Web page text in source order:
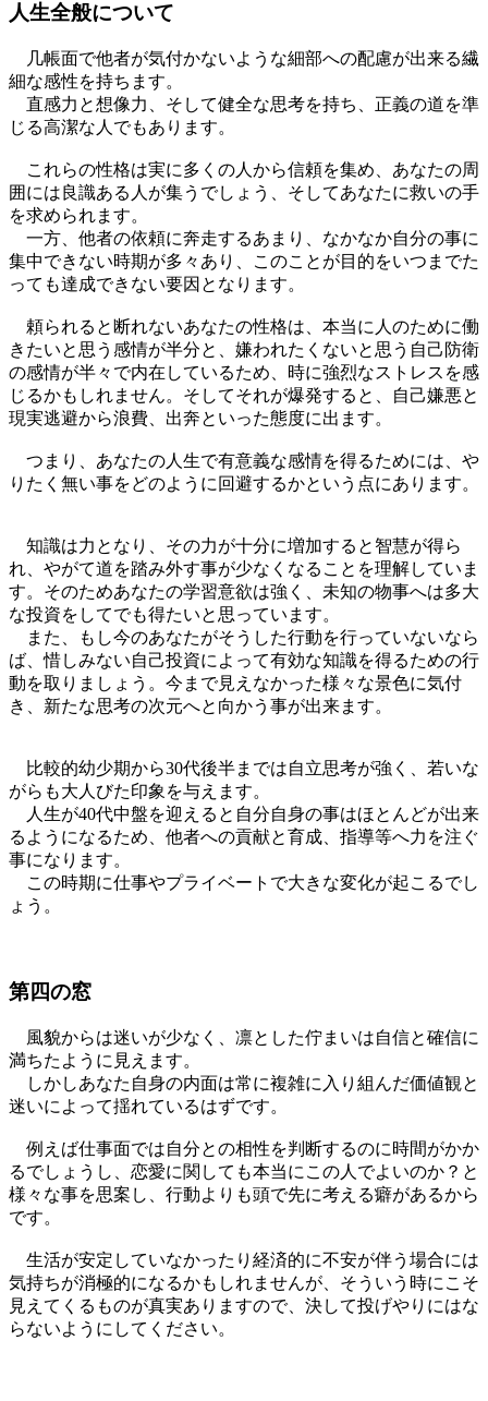
人生全般について
几帳面で他者が気付かないような細部への配慮が出来る繊
細な感性を持ちます。
直感力と想像力、そして健全な思考を持ち、正義の道を準
じる高潔な人でもあります。
これらの性格は実に多くの人から信頼を集め、あなたの周
囲には良識ある人が集うでしょう、そしてあなたに救いの手
を求められます。
一方、他者の依頼に奔走するあまり、なかなか自分の事に
集中できない時期が多々あり、このことが目的をいつまでた
っても達成できない要因となります。
頼られると断れないあなたの性格は、本当に人のために働
きたいと思う感情が半分と、嫌われたくないと思う自己防衛
の感情が半々で内在しているため、時に強烈なストレスを感
じるかもしれません。そしてそれが爆発すると、自己嫌悪と
現実逃避から浪費、出奔といった態度に出ます。
つまり、あなたの人生で有意義な感情を得るためには、や
りたく無い事をどのように回避するかという点にあります。
知識は力となり、その力が十分に増加すると智慧が得ら
れ、やがて道を踏み外す事が少なくなることを理解していま
す。そのためあなたの学習意欲は強く、未知の物事へは多大
な投資をしてでも得たいと思っています。
また、もし今のあなたがそうした行動を行っていないなら
ば、惜しみない自己投資によって有効な知識を得るための行
動を取りましょう。今まで見えなかった様々な景色に気付
き、新たな思考の次元へと向かう事が出来ます。
比較的幼少期から30代後半までは自立思考が強く、若いな
がらも大人びた印象を与えます。
人生が40代中盤を迎えると自分自身の事はほとんどが出来
るようになるため、他者への貢献と育成、指導等へ力を注ぐ
事になります。
この時期に仕事やプライベートで大きな変化が起こるでし
ょう。
第四の窓
風貌からは迷いが少なく、凛とした佇まいは自信と確信に
満ちたように見えます。
しかしあなた自身の内面は常に複雑に入り組んだ価値観と
迷いによって揺れているはずです。
例えば仕事面では自分との相性を判断するのに時間がかか
るでしょうし、恋愛に関しても本当にこの人でよいのか？と
様々な事を思案し、行動よりも頭で先に考える癖があるから
です。
生活が安定していなかったり経済的に不安が伴う場合には
気持ちが消極的になるかもしれませんが、そういう時にこそ
見えてくるものが真実ありますので、決して投げやりにはな
らないようにしてください。